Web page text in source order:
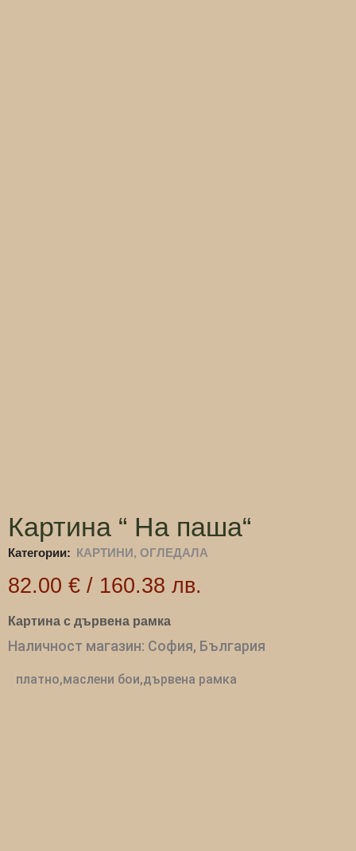
Картина “ На паша“
Категории: КАРТИНИ, ОГЛЕДАЛА
82.00 € / 160.38 лв.
Картина с дървена рамка
Наличност магазин: София, България
платно,маслени бои,дървена рамка